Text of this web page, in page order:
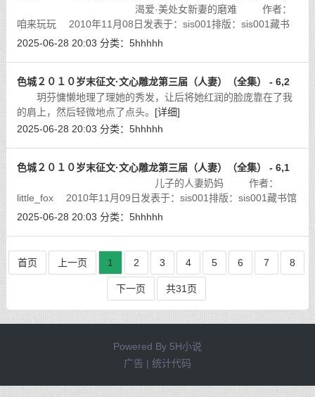
渴爱·美处女新妻的磨难 作者：
咱来玩玩 2010年11月08日发表于：sis001排版：sis001藏书
馆[详细]
2025-06-28 20:03 分类： 5hhhhh
色城２０１０岁末征文·文心雕龙第三届（人妻）（全集） - 6,2
玥芬慵懒地理了理她的秀发，让后将她红润的脸庞靠在了我
的肩上，然后轻微地点了点头。 [详细]
2025-06-28 20:03 分类： 5hhhhh
色城２０１０岁末征文·文心雕龙第三届（人妻）（全集） - 6,1
儿子的人妻奶妈 作者：
little_fox 2010年11月09日发表于：sis001排版：sis001藏书馆
[详细]
2025-06-28 20:03 分类： 5hhhhh
首页 上一页 1 2 3 4 5 6 7 8
下一页 共31页
Powered By 5H小说
广告 | 统计代码